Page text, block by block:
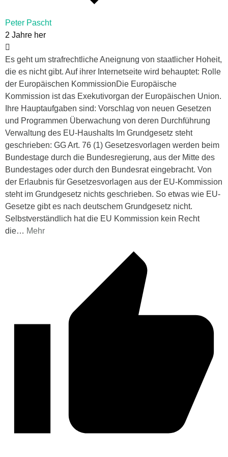
Peter Pascht
2 Jahre her
Es geht um strafrechtliche Aneignung von staatlicher Hoheit,
die es nicht gibt. Auf ihrer Internetseite wird behauptet: Rolle
der Europäischen KommissionDie Europäische
Kommission ist das Exekutivorgan der Europäischen Union.
Ihre Hauptaufgaben sind: Vorschlag von neuen Gesetzen
und Programmen Überwachung von deren Durchführung
Verwaltung des EU-Haushalts Im Grundgesetz steht
geschrieben: GG Art. 76 (1) Gesetzesvorlagen werden beim
Bundestage durch die Bundesregierung, aus der Mitte des
Bundestages oder durch den Bundesrat eingebracht. Von
der Erlaubnis für Gesetzesvorlagen aus der EU-Kommission
steht im Grundgesetz nichts geschrieben. So etwas wie EU-
Gesetze gibt es nach deutschem Grundgesetz nicht.
Selbstverständlich hat die EU Kommission kein Recht
die… Mehr